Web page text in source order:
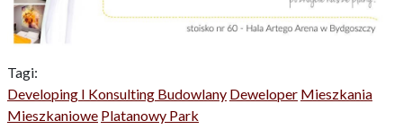
Tagi:
Developing I Konsulting Budowlany Deweloper Mieszkania
Mieszkaniowe Platanowy Park